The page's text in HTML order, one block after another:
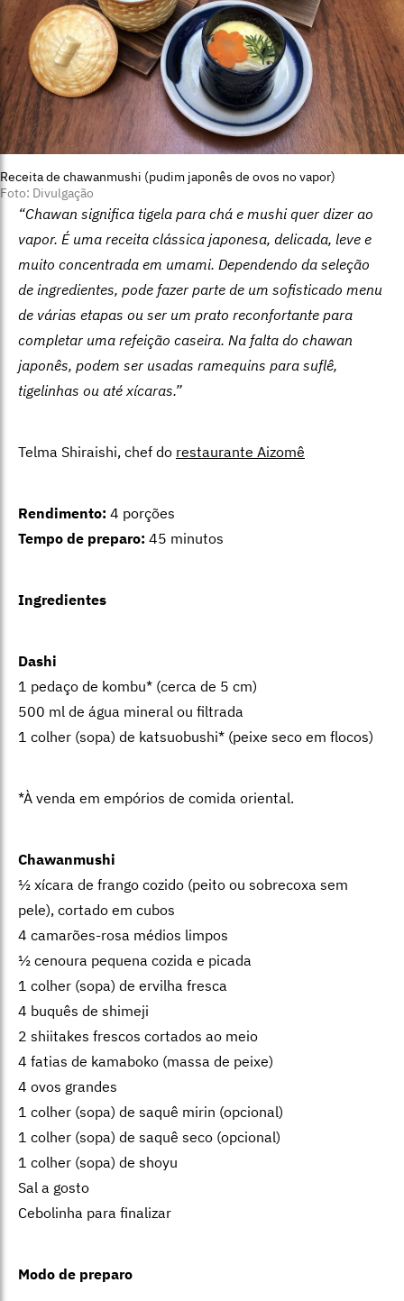
Receita de chawanmushi (pudim japonês de ovos no vapor)
Foto: Divulgação
“Chawan significa tigela para chá e mushi quer dizer ao
vapor. É uma receita clássica japonesa, delicada, leve e
muito concentrada em umami. Dependendo da seleção
de ingredientes, pode fazer parte de um sofisticado menu
de várias etapas ou ser um prato reconfortante para
completar uma refeição caseira. Na falta do chawan
japonês, podem ser usadas ramequins para suflê,
tigelinhas ou até xícaras.”
Telma Shiraishi, chef do restaurante Aizomê
Rendimento: 4 porções
Tempo de preparo: 45 minutos
Ingredientes
Dashi
1 pedaço de kombu* (cerca de 5 cm)
500 ml de água mineral ou filtrada
1 colher (sopa) de katsuobushi* (peixe seco em flocos)
*À venda em empórios de comida oriental.
Chawanmushi
½ xícara de frango cozido (peito ou sobrecoxa sem
pele), cortado em cubos
4 camarões-rosa médios limpos
½ cenoura pequena cozida e picada
1 colher (sopa) de ervilha fresca
4 buquês de shimeji
2 shiitakes frescos cortados ao meio
4 fatias de kamaboko (massa de peixe)
4 ovos grandes
1 colher (sopa) de saquê mirin (opcional)
1 colher (sopa) de saquê seco (opcional)
1 colher (sopa) de shoyu
Sal a gosto
Cebolinha para finalizar
Modo de preparo